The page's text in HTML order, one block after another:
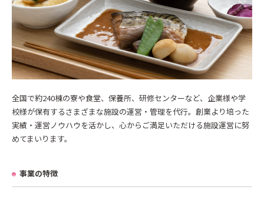
全国で約240棟の寮や食堂、保養所、研修センターなど、企業様や学
校様が保有するさまざまな施設の運営・管理を代行。創業より培った
実績・運営ノウハウを活かし、心からご満足いただける施設運営に努
めてまいります。
事業の特徴